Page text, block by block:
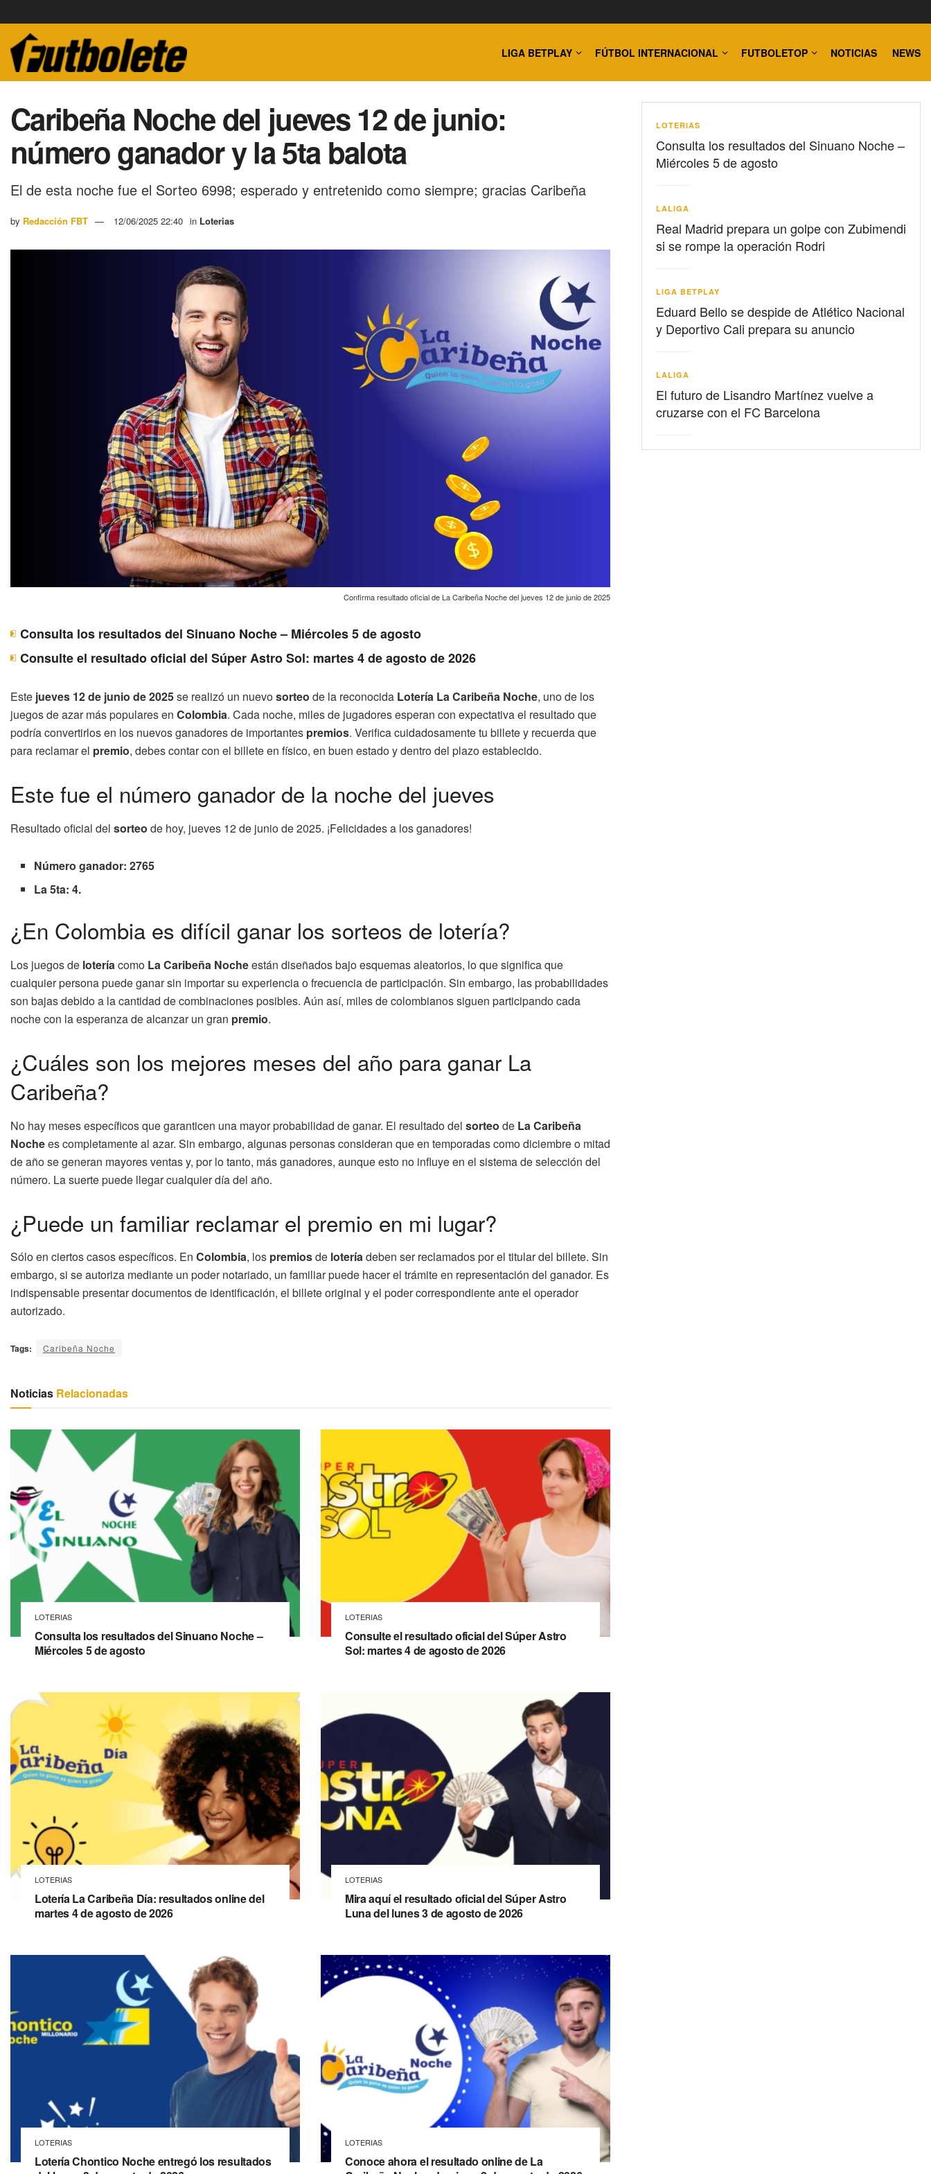
LIGA BETPLAY FÚTBOL INTERNACIONAL FUTBOLETOP NOTICIAS NEWS
Caribeña Noche del jueves 12 de junio:
número ganador y la 5ta balota
El de esta noche fue el Sorteo 6998; esperado y entretenido como siempre; gracias Caribeña
by Redacción FBT 12/06/2025 22:40 in Loterias
Confirma resultado oficial de La Caribeña Noche del jueves 12 de junio de 2025
Consulta los resultados del Sinuano Noche – Miércoles 5 de agosto
Consulte el resultado oficial del Súper Astro Sol: martes 4 de agosto de 2026
Este jueves 12 de junio de 2025se realizó un nuevosorteo de la reconocida Lotería La Caribeña Noche, uno de los
juegos de azar más populares en Colombia. Cada noche, miles de jugadores esperan con expectativa el resultado que
podría convertirlos en los nuevos ganadores de importantes premios. Verifica cuidadosamente tu billete y recuerda que
para reclamar el premio, debes contar con el billete en físico, en buen estado y dentro del plazo establecido.
Este fue el número ganador de la noche del jueves
Resultado oficial del sorteo de hoy, jueves 12 de junio de 2025. ¡Felicidades a los ganadores!
Número ganador: 2765
La 5ta: 4.
¿En Colombia es difícil ganar los sorteos de lotería?
Los juegos de loteríacomo La Caribeña Nocheestán diseñados bajo esquemas aleatorios, lo que significa que
cualquier persona puede ganar sin importar su experiencia o frecuencia de participación. Sin embargo, las probabilidades
son bajas debido a la cantidad de combinaciones posibles. Aún así, miles de colombianos siguen participando cada
noche con la esperanza de alcanzar un gran premio.
¿Cuáles son los mejores meses del año para ganar La
Caribeña?
No hay meses específicos que garanticen una mayor probabilidad de ganar. El resultado del sorteo de La Caribeña
Nochees completamente al azar. Sin embargo, algunas personas consideran que en temporadas como diciembre o mitad
de año se generan mayores ventas y, por lo tanto, más ganadores, aunque esto no influye en el sistema de selección del
número. La suerte puede llegar cualquier día del año.
¿Puede un familiar reclamar el premio en mi lugar?
Sólo en ciertos casos específicos. En Colombia, los premiosde loteríadeben ser reclamados por el titular del billete. Sin
embargo, si se autoriza mediante un poder notariado, un familiar puede hacer el trámite en representación del ganador. Es
indispensable presentar documentos de identificación, el billete original y el poder correspondiente ante el operador
autorizado.
Tags: Caribeña Noche
Noticias Relacionadas
LOTERIAS
Consulta los resultados del Sinuano Noche –
Miércoles 5 de agosto
LOTERIAS
Consulte el resultado oficial del Súper Astro
Sol: martes 4 de agosto de 2026
LOTERIAS
Lotería La Caribeña Día: resultados online del
martes 4 de agosto de 2026
LOTERIAS
Mira aquí el resultado oficial del Súper Astro
Luna del lunes 3 de agosto de 2026
LOTERIAS
Lotería Chontico Noche entregó los resultados
LOTERIAS
Conoce ahora el resultado online de La
LOTERIAS
Consulta los resultados del Sinuano Noche –
Miércoles 5 de agosto
LALIGA
Real Madrid prepara un golpe con Zubimendi
si se rompe la operación Rodri
LIGA BETPLAY
Eduard Bello se despide de Atlético Nacional
y Deportivo Cali prepara su anuncio
LALIGA
El futuro de Lisandro Martínez vuelve a
cruzarse con el FC Barcelona